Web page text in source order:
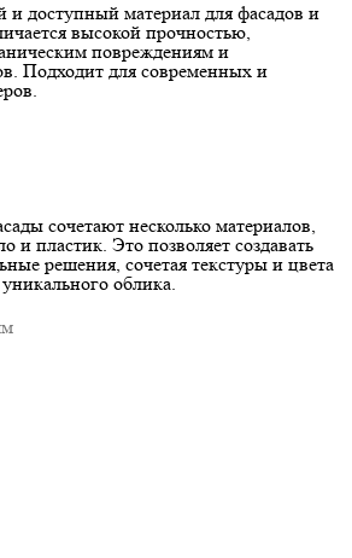
доступный материал для фасадов и
высокой прочностью,
повреждениям и
Подходит для современных и
сочетают несколько материалов,
и пластик. Это позволяет создавать
решения, сочетая текстуры и цвета
облика.